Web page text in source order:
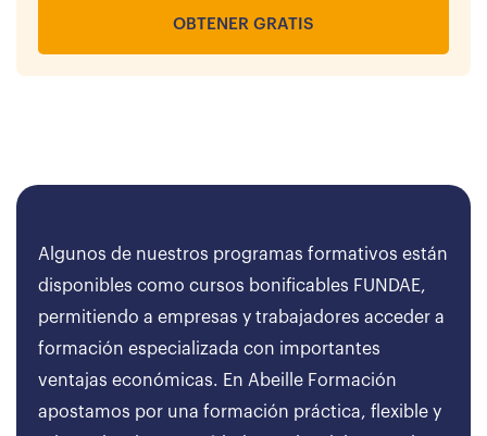
OBTENER GRATIS
Algunos de nuestros programas formativos están
disponibles como cursos bonificables FUNDAE,
permitiendo a empresas y trabajadores acceder a
formación especializada con importantes
ventajas económicas. En Abeille Formación
apostamos por una formación práctica, flexible y